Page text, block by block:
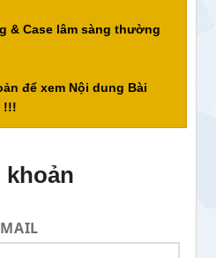
& Case lâm sàng thường
để xem Nội dung Bài
!!!
khoản